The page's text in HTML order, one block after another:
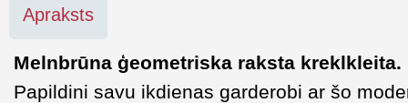
Apraksts
Melnbrūna ģeometriska raksta kreklkleita.
Papildini savu ikdienas garderobi ar šo